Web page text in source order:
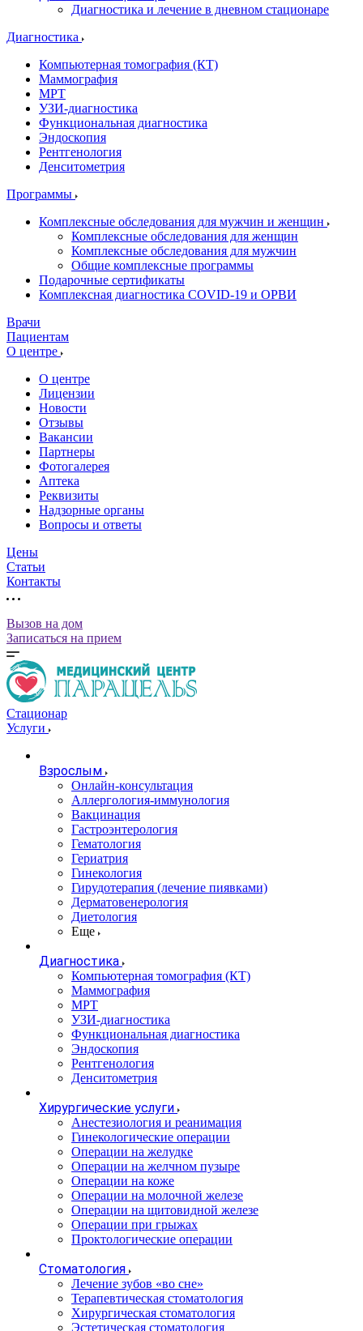
Диагностика и лечение в дневном стационаре
Диагностика
Компьютерная томография (КТ)
Маммография
МРТ
УЗИ-диагностика
Функциональная диагностика
Эндоскопия
Рентгенология
Денситометрия
Программы
Комплексные обследования для мужчин и женщин
Комплексные обследования для женщин
Комплексные обследования для мужчин
Общие комплексные программы
Подарочные сертификаты
Комплексная диагностика COVID-19 и ОРВИ
Врачи
Пациентам
О центре
О центре
Лицензии
Новости
Отзывы
Вакансии
Партнеры
Фотогалерея
Аптека
Реквизиты
Надзорные органы
Вопросы и ответы
Цены
Статьи
Контакты
Вызов на дом
Записаться на прием
Стационар
Услуги
Взрослым
Онлайн-консультация
Аллергология-иммунология
Вакцинация
Гастроэнтерология
Гематология
Гериатрия
Гинекология
Гирудотерапия (лечение пиявками)
Дерматовенерология
Диетология
Еще
Диагностика
Компьютерная томография (КТ)
Маммография
МРТ
УЗИ-диагностика
Функциональная диагностика
Эндоскопия
Рентгенология
Денситометрия
Хирургические услуги
Анестезиология и реанимация
Гинекологические операции
Операции на желудке
Операции на желчном пузыре
Операции на коже
Операции на молочной железе
Операции на щитовидной железе
Операции при грыжах
Проктологические операции
Стоматология
Лечение зубов «во сне»
Терапевтическая стоматология
Хирургическая стоматология
Эстетическая стоматология